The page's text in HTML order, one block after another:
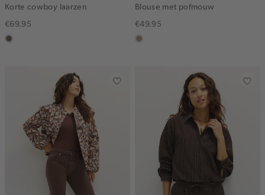
Korte cowboy laarzen
€69.95
middenbruin
Blouse met pofmouw
€49.95
taupe,